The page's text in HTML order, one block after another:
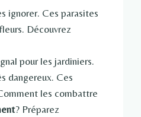
ignorer. Ces parasites
Découvrez
pour les jardiniers.
dangereux. Ces
les combattre
? Préparez